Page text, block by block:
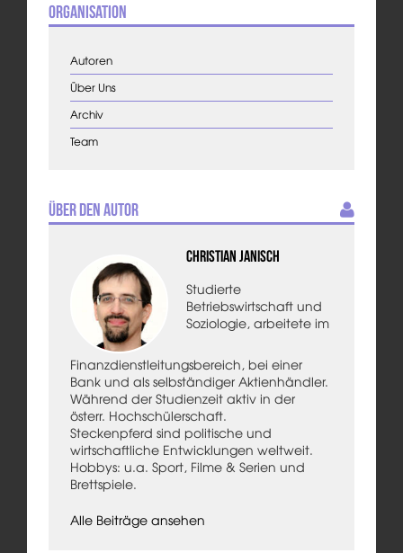
Organisation
Autoren
Über Uns
Archiv
Team
Über den Autor
Christian Janisch
Studierte
Betriebswirtschaft und
Soziologie, arbeitete im
Finanzdienstleitungsbereich, bei einer
Bank und als selbständiger Aktienhändler.
Während der Studienzeit aktiv in der
österr. Hochschülerschaft.
Steckenpferd sind politische und
wirtschaftliche Entwicklungen weltweit.
Hobbys: u.a. Sport, Filme & Serien und
Brettspiele.
Alle Beiträge ansehen